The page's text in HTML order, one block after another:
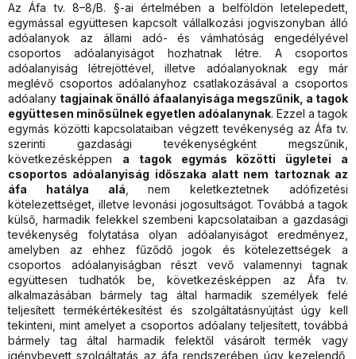
Az Áfa tv. 8–8/B. §-ai értelmében a belföldön letelepedett,
egymással együttesen kapcsolt vállalkozási jogviszonyban álló
adóalanyok az állami adó- és vámhatóság engedélyével
csoportos adóalanyiságot hozhatnak létre. A csoportos
adóalanyiság létrejöttével, illetve adóalanyoknak egy már
meglévő csoportos adóalanyhoz csatlakozásával a csoportos
adóalany tagjainak önálló áfaalanyisága megszűnik, a tagok
együttesen minősülnek egyetlen adóalanynak. Ezzel a tagok
egymás közötti kapcsolataiban végzett tevékenység az Áfa tv.
szerinti gazdasági tevékenységként megszűnik,
következésképpen a tagok egymás közötti ügyletei a
csoportos adóalanyiság időszaka alatt nem tartoznak az
áfa hatálya alá , nem keletkeztetnek adófizetési
kötelezettséget, illetve levonási jogosultságot. Továbbá a tagok
külső, harmadik felekkel szembeni kapcsolataiban a gazdasági
tevékenység folytatása olyan adóalanyiságot eredményez,
amelyben az ehhez fűződő jogok és kötelezettségek a
csoportos adóalanyiságban részt vevő valamennyi tagnak
együttesen tudhatók be, következésképpen az Áfa tv.
alkalmazásában bármely tag által harmadik személyek felé
teljesített termékértékesítést és szolgáltatásnyújtást úgy kell
tekinteni, mint amelyet a csoportos adóalany teljesített, továbbá
bármely tag által harmadik felektől vásárolt termék vagy
igénybevett szolgáltatás az áfa rendszerében úgy kezelendő,